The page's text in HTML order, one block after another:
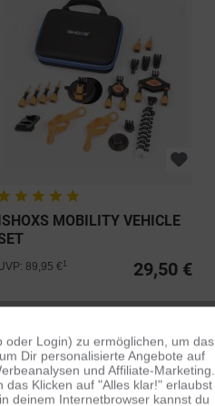
ISHOXS MOBILITY VEHICLE
29,50 €
89,95 €
Aktiv
Inaktiv
oder Login) zu ermöglichen, um das
Dir personalisierte Angebote auf
und Affiliate-Marketing.
Klicken auf "Alles klar!" erlaubst
deinem Internetbrowser kannst du